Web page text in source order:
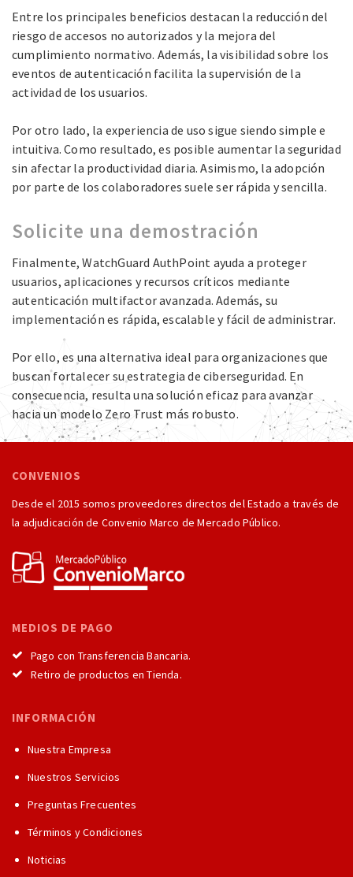
Entre los principales beneficios destacan la reducción del
riesgo de accesos no autorizados y la mejora del
cumplimiento normativo. Además, la visibilidad sobre los
eventos de autenticación facilita la supervisión de la
actividad de los usuarios.
Por otro lado, la experiencia de uso sigue siendo simple e
intuitiva. Como resultado, es posible aumentar la seguridad
sin afectar la productividad diaria. Asimismo, la adopción
por parte de los colaboradores suele ser rápida y sencilla.
Solicite una demostración
Finalmente, WatchGuard AuthPoint ayuda a proteger
usuarios, aplicaciones y recursos críticos mediante
autenticación multifactor avanzada. Además, su
implementación es rápida, escalable y fácil de administrar.
Por ello, es una alternativa ideal para organizaciones que
buscan fortalecer su estrategia de ciberseguridad. En
consecuencia, resulta una solución eficaz para avanzar
hacia un modelo Zero Trust más robusto.
CONVENIOS
Desde el 2015 somos proveedores directos del Estado a través de
la adjudicación de Convenio Marco de Mercado Público.
MEDIOS DE PAGO
Pago con Transferencia Bancaria.
Retiro de productos en Tienda.
INFORMACIÓN
Nuestra Empresa
Nuestros Servicios
Preguntas Frecuentes
Términos y Condiciones
Noticias